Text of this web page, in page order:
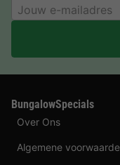
BungalowSpecials
Over Ons
Algemene